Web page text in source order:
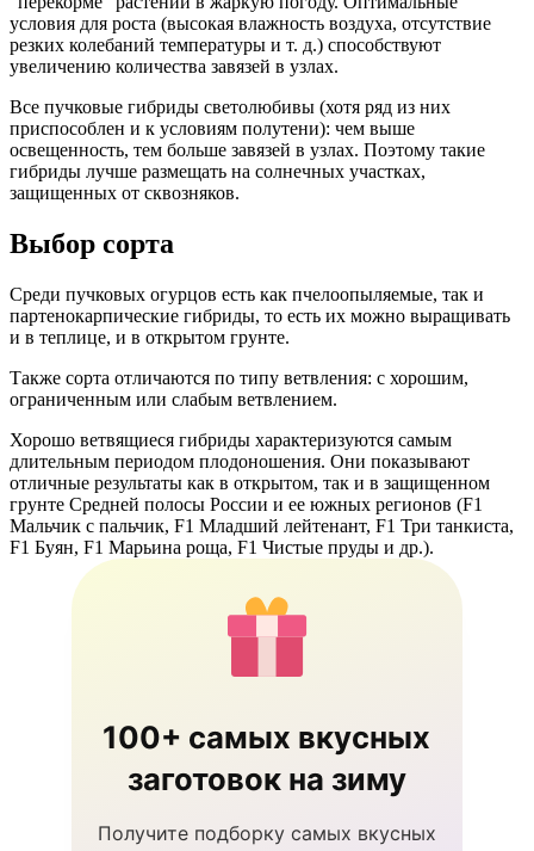
условия для роста (высокая влажность воздуха, отсутствие
резких колебаний температуры и т. д.) способствуют
увеличению количества завязей в узлах.
Все пучковые гибриды светолюбивы (хотя ряд из них
приспособлен и к условиям полутени): чем выше
освещенность, тем больше завязей в узлах. Поэтому такие
гибриды лучше размещать на солнечных участках,
защищенных от сквозняков.
Выбор сорта
Среди пучковых огурцов есть как пчелоопыляемые, так и
партенокарпические гибриды, то есть их можно выращивать
и в теплице, и в открытом грунте.
Также сорта отличаются по типу ветвления: с хорошим,
ограниченным или слабым ветвлением.
Хорошо ветвящиеся гибриды характеризуются самым
длительным периодом плодоношения. Они показывают
отличные результаты как в открытом, так и в защищенном
грунте Средней полосы России и ее южных регионов (F1
Мальчик с пальчик, F1 Младший лейтенант, F1 Три танкиста,
F1 Буян, F1 Марьина роща, F1 Чистые пруды и др.).
100+ самых вкусных
заготовок на зиму
Получите подборку самых вкусных